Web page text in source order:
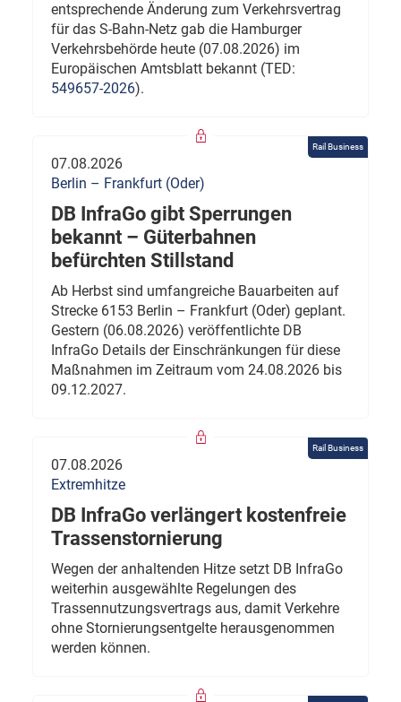
entsprechende Änderung zum Verkehrsvertrag
für das S-Bahn-Netz gab die Hamburger
Verkehrsbehörde heute (07.08.2026) im
Europäischen Amtsblatt bekannt (TED:
549657-2026).
Rail Business
07.08.2026
Berlin – Frankfurt (Oder)
DB InfraGo gibt Sperrungen
bekannt – Güterbahnen
befürchten Stillstand
Ab Herbst sind umfangreiche Bauarbeiten auf
Strecke 6153 Berlin – Frankfurt (Oder) geplant.
Gestern (06.08.2026) veröffentlichte DB
InfraGo Details der Einschränkungen für diese
Maßnahmen im Zeitraum vom 24.08.2026 bis
09.12.2027.
Rail Business
07.08.2026
Extremhitze
DB InfraGo verlängert kostenfreie
Trassenstornierung
Wegen der anhaltenden Hitze setzt DB InfraGo
weiterhin ausgewählte Regelungen des
Trassennutzungsvertrags aus, damit Verkehre
ohne Stornierungsentgelte herausgenommen
werden können.